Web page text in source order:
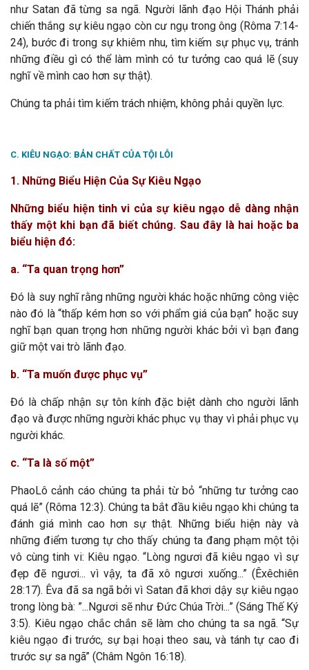
như Satan đã từng sa ngã. Người lãnh đạo Hội Thánh phải
chiến thắng sự kiêu ngạo còn cư ngụ trong ông (Rôma 7:14-
24), bước đi trong sự khiêm nhu, tìm kiếm sự phục vụ, tránh
những điều gì có thể làm mình có tư tưởng cao quá lẽ (suy
nghĩ về mình cao hơn sự thật).
Chúng ta phải tìm kiếm trách nhiệm, không phải quyền lực.
C. KIÊU NGẠO: BẢN CHẤT CỦA TỘI LỖI
1. Những Biểu Hiện Của Sự Kiêu Ngạo
Những biểu hiện tinh vi của sự kiêu ngạo dễ dàng nhận
thấy một khi bạn đã biết chúng. Sau đây là hai hoặc ba
biểu hiện đó:
a. “Ta quan trọng hơn”
Đó là suy nghĩ rằng những người khác hoặc những công việc
nào đó là “thấp kém hơn so với phẩm giá của bạn” hoặc suy
nghĩ bạn quan trọng hơn những người khác bởi vì bạn đang
giữ một vai trò lãnh đạo.
b. “Ta muốn được phục vụ”
Đó là chấp nhận sự tôn kính đặc biệt dành cho người lãnh
đạo và được những người khác phục vụ thay vì phải phục vụ
người khác.
c. “Ta là số một”
PhaoLô cảnh cáo chúng ta phải từ bỏ “những tư tưởng cao
quá lẽ” (Rôma 12:3). Chúng ta bắt đầu kiêu ngạo khi chúng ta
đánh giá mình cao hơn sự thật. Những biểu hiện này và
những điểm tương tự cho thấy chúng ta đang phạm một tội
vô cùng tinh vi: Kiêu ngạo. “Lòng ngươi đã kiêu ngạo vì sự
đẹp đẽ ngươi... vì vậy, ta đã xô ngươi xuống...” (Êxêchiên
28:17). Êva đã sa ngã bởi vì Satan đã khơi dậy sự kiêu ngạo
trong lòng bà: ”...Ngươi sẽ như Đức Chúa Trời...” (Sáng Thế Ký
3:5). Kiêu ngạo chắc chắn sẽ làm cho chúng ta sa ngã. “Sự
kiêu ngạo đi trước, sự bại hoại theo sau, và tánh tự cao đi
trước sự sa ngã” (Châm Ngôn 16:18).